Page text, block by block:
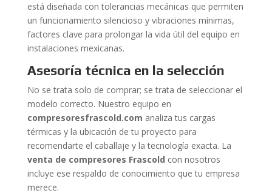
está diseñada con tolerancias mecánicas que permiten
un funcionamiento silencioso y vibraciones mínimas,
factores clave para prolongar la vida útil del equipo en
instalaciones mexicanas.
Asesoría técnica en la selección
No se trata solo de comprar; se trata de seleccionar el
modelo correcto. Nuestro equipo en
compresoresfrascold.com analiza tus cargas
térmicas y la ubicación de tu proyecto para
recomendarte el caballaje y la tecnología exacta. La
venta de compresores Frascold con nosotros
incluye ese respaldo de conocimiento que tu empresa
merece.